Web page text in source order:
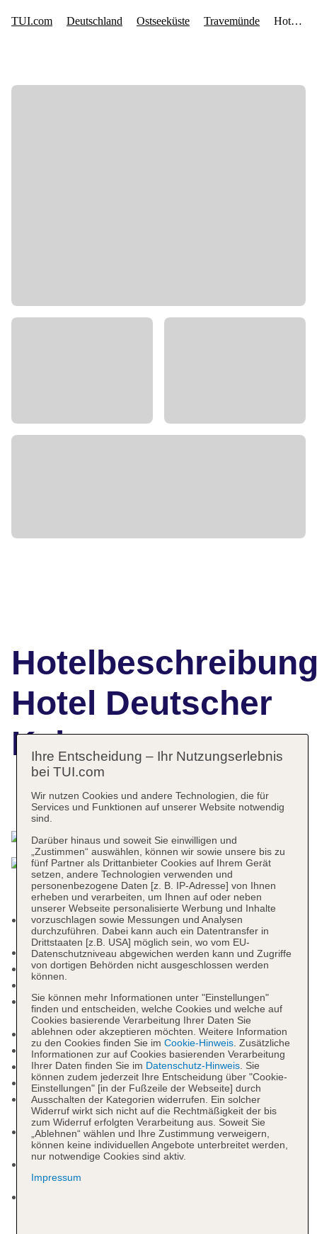
Hotel Deutscher
Kaiser
Das bietet Ihre Unterkunft
Kurtaxe/Ökotaxe/Touristensteuer zahlbar vor Ort:
Fremdanbieter, pro Nacht ca. 3.50 EUR
Nichtraucherhotel, Raucherbereich
Check-in Zeit ab 14:30 Uhr
Late Check-out: täglich 11:00 Uhr - 12:00 Uhr,
ohne Gebühr
Rezeption, Hotelsafe: ohne Gebühr
Lift
Wintergarten
Ladenzeile, Minimarkt
Internet: WLAN/WiFi, im gesamten Hotel
(Anlage): ohne Gebühr
Zahlungsarten: TUI Card / VISA, MasterCard,
American Express, Diners, EC Karte/Maestro
Haustier: Hund erlaubt: pro Nacht ca. 30 EUR,
Anfrage & Reservierung notwendig
Ihre Entscheidung – Ihr Nutzungserlebnis
bei TUI.com
Wir nutzen Cookies und andere Technologien, die für
Services und Funktionen auf unserer Website notwendig
sind.
Darüber hinaus und soweit Sie einwilligen und
„Zustimmen“ auswählen, können wir sowie unsere bis zu
fünf Partner als Drittanbieter Cookies auf Ihrem Gerät
setzen, andere Technologien verwenden und
personenbezogene Daten [z. B. IP-Adresse] von Ihnen
erheben und verarbeiten, um Ihnen auf oder neben
unserer Webseite personalisierte Werbung und Inhalte
vorzuschlagen sowie Messungen und Analysen
durchzuführen. Dabei kann auch ein Datentransfer in
Drittstaaten [z.B. USA] möglich sein, wo vom EU-
Datenschutzniveau abgewichen werden kann und Zugriffe
von dortigen Behörden nicht ausgeschlossen werden
können.
Sie können mehr Informationen unter "Einstellungen"
finden und entscheiden, welche Cookies und welche auf
Cookies basierende Verarbeitung Ihrer Daten Sie
ablehnen oder akzeptieren möchten. Weitere Information
zu den Cookies finden Sie im Cookie-Hinweis. Zusätzliche
Informationen zur auf Cookies basierenden Verarbeitung
Ihrer Daten finden Sie im Datenschutz-Hinweis. Sie
können zudem jederzeit Ihre Entscheidung über "Cookie-
Einstellungen" [in der Fußzeile der Webseite] durch
Ausschalten der Kategorien widerrufen. Ein solcher
Widerruf wirkt sich nicht auf die Rechtmäßigkeit der bis
zum Widerruf erfolgten Verarbeitung aus. Soweit Sie
„Ablehnen“ wählen und Ihre Zustimmung verweigern,
können keine individuellen Angebote unterbreitet werden,
nur notwendige Cookies sind aktiv.
Impressum